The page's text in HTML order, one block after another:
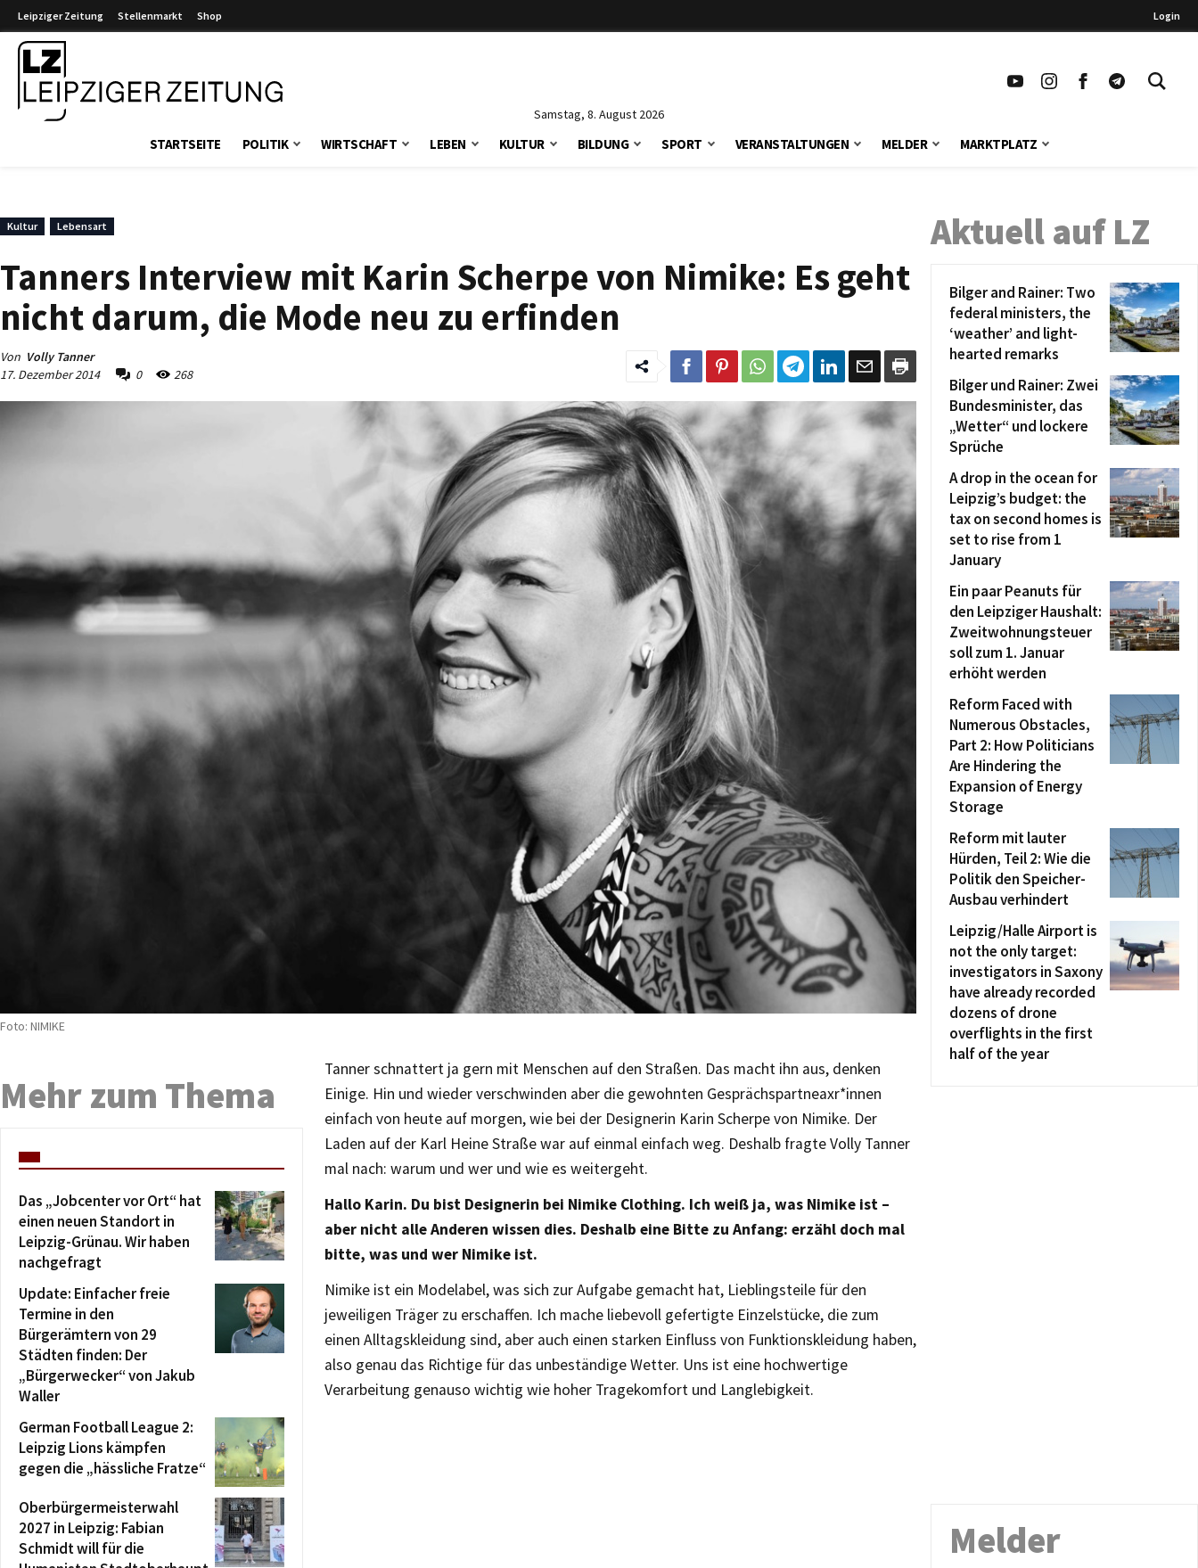
Leipziger Zeitung Stellenmarkt Shop Login
Samstag, 8. August 2026
STARTSEITE POLITIK WIRTSCHAFT LEBEN KULTUR BILDUNG SPORT VERANSTALTUNGEN MELDER MARKTPLATZ
Kultur Lebensart
Tanners Interview mit Karin Scherpe von Nimike: Es geht
nicht darum, die Mode neu zu erfinden
Von Volly Tanner
17. Dezember 2014
0 268
Foto: NIMIKE
Tanner schnattert ja gern mit Menschen auf den Straßen. Das macht ihn aus, denken
Einige. Hin und wieder verschwinden aber die gewohnten Gesprächspartneaxr*innen
einfach von heute auf morgen, wie bei der Designerin Karin Scherpe von Nimike. Der
Laden auf der Karl Heine Straße war auf einmal einfach weg. Deshalb fragte Volly Tanner
mal nach: warum und wer und wie es weitergeht.
Hallo Karin. Du bist Designerin bei Nimike Clothing. Ich weiß ja, was Nimike ist –
aber nicht alle Anderen wissen dies. Deshalb eine Bitte zu Anfang: erzähl doch mal
bitte, was und wer Nimike ist.
Nimike ist ein Modelabel, was sich zur Aufgabe gemacht hat, Lieblingsteile für den
jeweiligen Träger zu erschaffen. Ich mache liebevoll gefertigte Einzelstücke, die zum
einen Alltagskleidung sind, aber auch einen starken Einfluss von Funktionskleidung haben,
also genau das Richtige für das unbeständige Wetter. Uns ist eine hochwertige
Verarbeitung genauso wichtig wie hoher Tragekomfort und Langlebigkeit.
Mehr zum Thema
Das „Jobcenter vor Ort“ hat
einen neuen Standort in
Leipzig-Grünau. Wir haben
nachgefragt
Update: Einfacher freie
Termine in den
Bürgerämtern von 29
Städten finden: Der
„Bürgerwecker“ von Jakub
Waller
German Football League 2:
Leipzig Lions kämpfen
gegen die „hässliche Fratze“
Oberbürgermeisterwahl
2027 in Leipzig: Fabian
Schmidt will für die
Aktuell auf LZ
Bilger and Rainer: Two
federal ministers, the
‘weather’ and light-
hearted remarks
Bilger und Rainer: Zwei
Bundesminister, das
„Wetter“ und lockere
Sprüche
A drop in the ocean for
Leipzig’s budget: the
tax on second homes is
set to rise from 1
January
Ein paar Peanuts für
den Leipziger Haushalt:
Zweitwohnungsteuer
soll zum 1. Januar
erhöht werden
Reform Faced with
Numerous Obstacles,
Part 2: How Politicians
Are Hindering the
Expansion of Energy
Storage
Reform mit lauter
Hürden, Teil 2: Wie die
Politik den Speicher-
Ausbau verhindert
Leipzig/Halle Airport is
not the only target:
investigators in Saxony
have already recorded
dozens of drone
overflights in the first
half of the year
Melder